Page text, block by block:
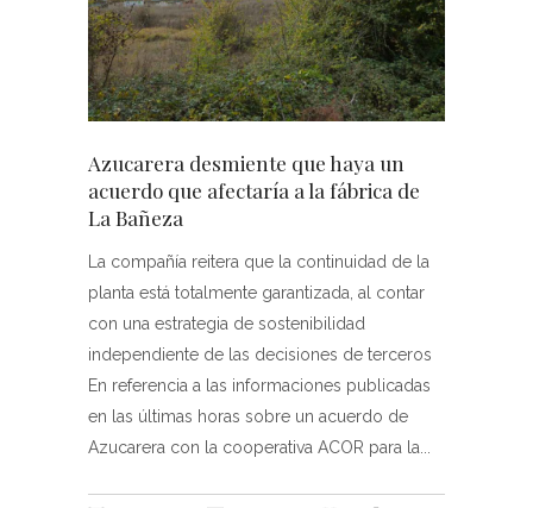
Azucarera desmiente que haya un
acuerdo que afectaría a la fábrica de
La Bañeza
La compañía reitera que la continuidad de la
planta está totalmente garantizada, al contar
con una estrategia de sostenibilidad
independiente de las decisiones de terceros
En referencia a las informaciones publicadas
en las últimas horas sobre un acuerdo de
Azucarera con la cooperativa ACOR para la